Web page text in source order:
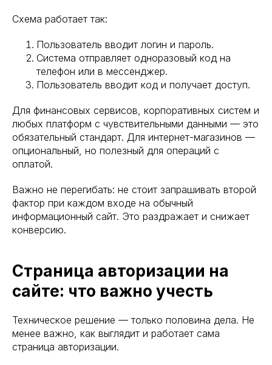
Схема работает так:
Пользователь вводит логин и пароль.
Система отправляет одноразовый код на
телефон или в мессенджер.
Пользователь вводит код и получает доступ.
Для финансовых сервисов, корпоративных систем и
любых платформ с чувствительными данными — это
обязательный стандарт. Для интернет-магазинов —
опциональный, но полезный для операций с
оплатой.
Важно не перегибать: не стоит запрашивать второй
фактор при каждом входе на обычный
информационный сайт. Это раздражает и снижает
конверсию.
Страница авторизации на
сайте: что важно учесть
Техническое решение — только половина дела. Не
менее важно, как выглядит и работает сама
страница авторизации.